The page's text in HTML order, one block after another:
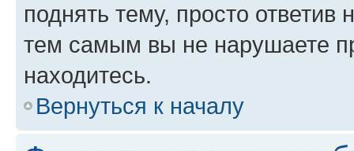
поднять тему, просто ответив
тем самым вы не нарушаете
находитесь.
Вернуться к началу